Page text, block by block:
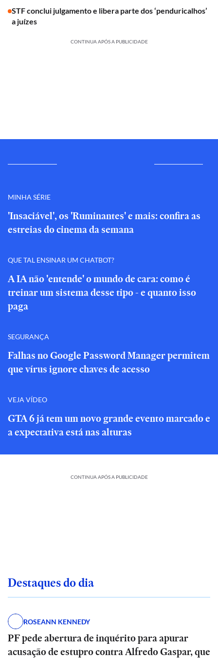
STF conclui julgamento e libera parte dos ‘penduricalhos’
a juízes
CONTINUA APÓS A PUBLICIDADE
MINHA SÉRIE
'Insaciável', os 'Ruminantes' e mais: confira as
estreias do cinema da semana
QUE TAL ENSINAR UM CHATBOT?
A IA não 'entende' o mundo de cara: como é
treinar um sistema desse tipo - e quanto isso
paga
SEGURANÇA
Falhas no Google Password Manager permitem
que vírus ignore chaves de acesso
VEJA VÍDEO
GTA 6 já tem um novo grande evento marcado e
a expectativa está nas alturas
CONTINUA APÓS A PUBLICIDADE
Destaques do dia
ROSEANN KENNEDY
PF pede abertura de inquérito para apurar
acusação de estupro contra Alfredo Gaspar, que